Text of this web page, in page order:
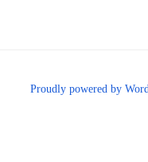
ン
Proudly powered by